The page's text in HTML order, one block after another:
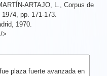
ARTAJO, L., Corpus de
pp. 171-173.
1970.
>
plaza fuerte avanzada en